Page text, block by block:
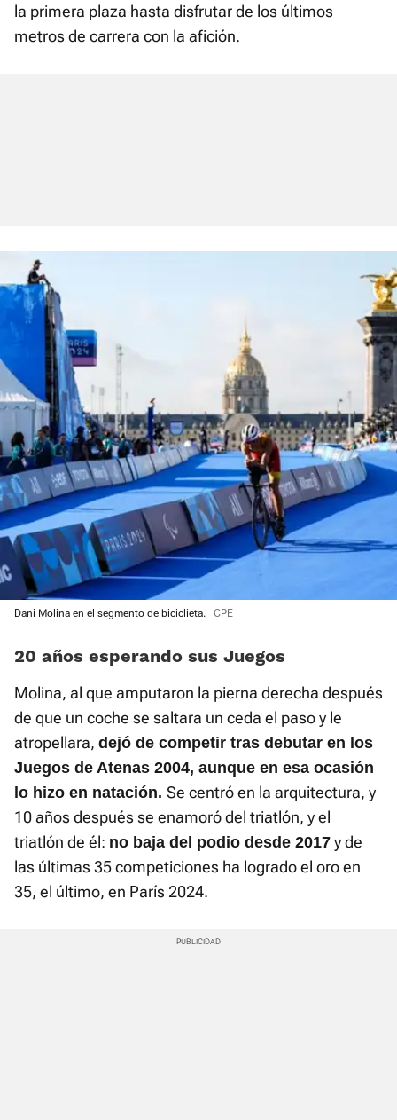
la primera plaza hasta disfrutar de los últimos
metros de carrera con la afición.
Dani Molina en el segmento de biciclieta. CPE
20 años esperando sus Juegos
Molina, al que amputaron la pierna derecha después
de que un coche se saltara un ceda el paso y le
atropellara, dejó de competir tras debutar en los
Juegos de Atenas 2004, aunque en esa ocasión
lo hizo en natación. Se centró en la arquitectura, y
10 años después se enamoró del triatlón, y el
triatlón de él: no baja del podio desde 2017 y de
las últimas 35 competiciones ha logrado el oro en
35, el último, en París 2024.